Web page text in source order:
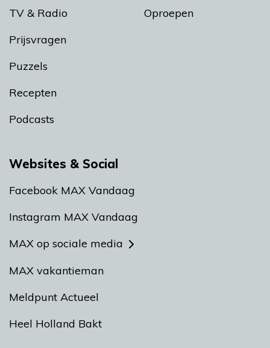
TV & Radio
Prijsvragen
Puzzels
Recepten
Podcasts
Oproepen
Websites & Social
Facebook MAX Vandaag
Instagram MAX Vandaag
MAX op sociale media
MAX vakantieman
Meldpunt Actueel
Heel Holland Bakt